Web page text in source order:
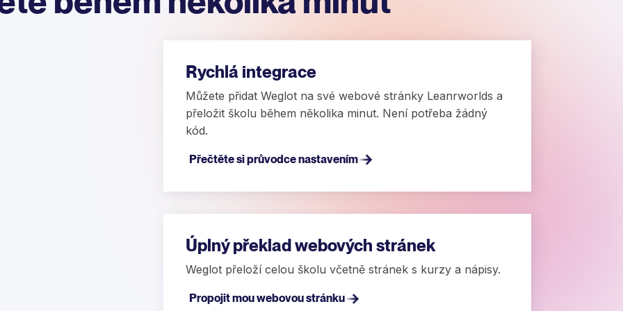
Rychlá integrace
Můžete přidat Weglot na své webové stránky Leanrworlds a
přeložit školu během několika minut. Není potřeba žádný
kód.
Přečtěte si průvodce nastavením
Úplný překlad webových stránek
Weglot přeloží celou školu včetně stránek s kurzy a nápisy.
Propojit mou webovou stránku